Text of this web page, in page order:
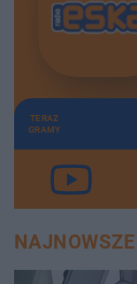
TERAZ
GRAMY